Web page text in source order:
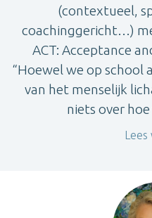
(contextueel,
coachinggericht…)
ACT: Acceptance
“Hoewel we op school
van het menselijk
niets over